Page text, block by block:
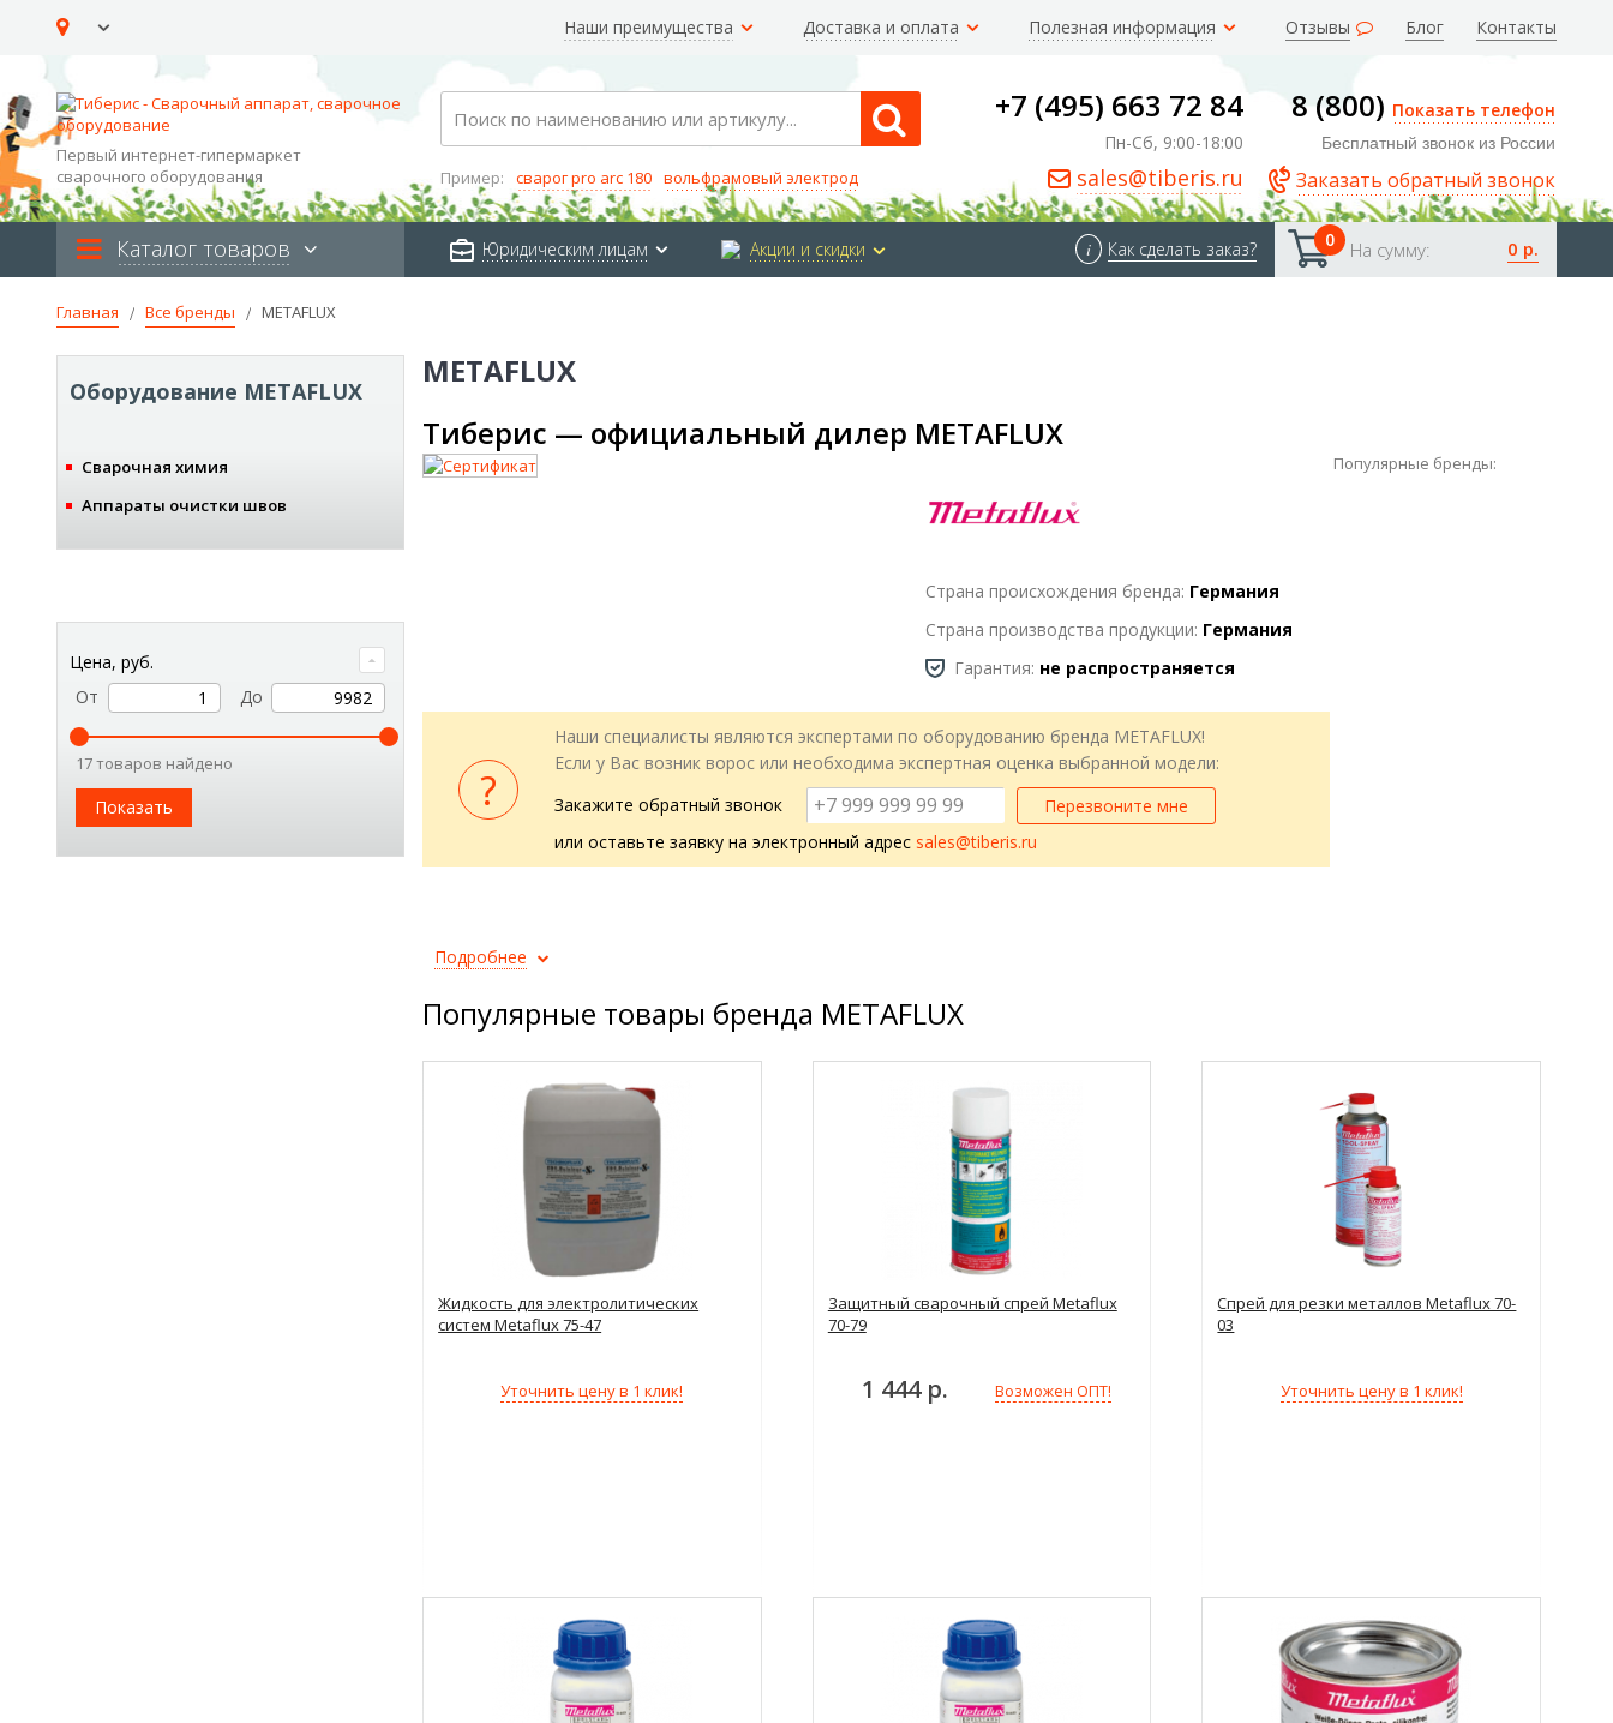
Наши преимущества Доставка и оплата Полезная информация Отзывы Блог Контакты
Первый интернет-гипермаркет
сварочного оборудования
Search
Пример: сварог pro arc 180 вольфрамовый электрод
+7 (495) 663 72 84
Пн-Сб, 9:00-18:00
sales@tiberis.ru
8 (800) Показать телефон
Бесплатный звонок из России
Заказать обратный звонок
Каталог товаров Юридическим лицам Акции и скидки 0 На сумму: 0 р.
i Как сделать заказ?
Главная Все бренды METAFLUX
METAFLUX
Тиберис — официальный дилер METAFLUX
Страна происхождения бренда: Германия
Страна производства продукции: Германия
Гарантия: не распространяется
Наши специалисты являются экспертами по оборудованию бренда METAFLUX!
Если у Вас возник ворос или необходима экспертная оценка выбранной модели:
Закажите обратный звонок
Перезвоните мне
или оставьте заявку на электронный адрес sales@tiberis.ru
Подробнее
Популярные бренды:
Популярные товары бренда METAFLUX
Жидкость для электролитических
систем Metaflux 75-47
Уточнить цену в 1 клик!
Защитный сварочный спрей Metaflux
70-79
1 444 р. Возможен ОПТ!
Cпрей для резки металлов Metaflux 70-
03
Уточнить цену в 1 клик!
Оборудование METAFLUX
Сварочная химия
Аппараты очистки швов
Цена, руб.
От
До
17 товаров найдено
Показать